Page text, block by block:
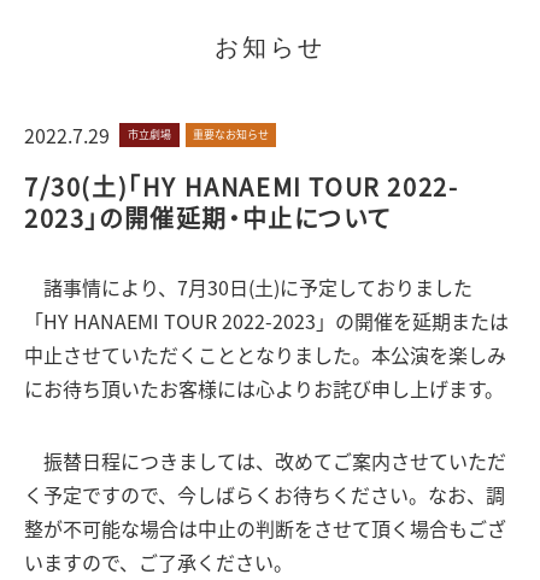
お知らせ
2022.7.29 市立劇場 重要なお知らせ
7/30(土)「HY HANAEMI TOUR 2022-
2023」の開催延期・中止について
諸事情により、7月30日(土)に予定しておりました
「HY HANAEMI TOUR 2022-2023」の開催を延期または
中止させていただくこととなりました。本公演を楽しみ
にお待ち頂いたお客様には心よりお詫び申し上げます。
振替日程につきましては、改めてご案内させていただ
く予定ですので、今しばらくお待ちください。なお、調
整が不可能な場合は中止の判断をさせて頂く場合もござ
いますので、ご了承ください。